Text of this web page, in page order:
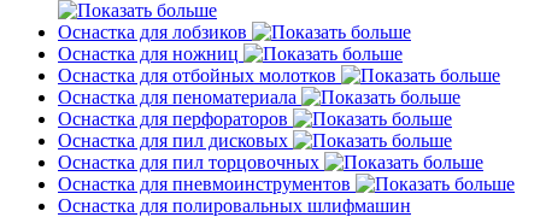
Оснастка для лобзиков
Оснастка для ножниц
Оснастка для отбойных молотков
Оснастка для пеноматериала
Оснастка для перфораторов
Оснастка для пил дисковых
Оснастка для пил торцовочных
Оснастка для пневмоинструментов
Оснастка для полировальных шлифмашин